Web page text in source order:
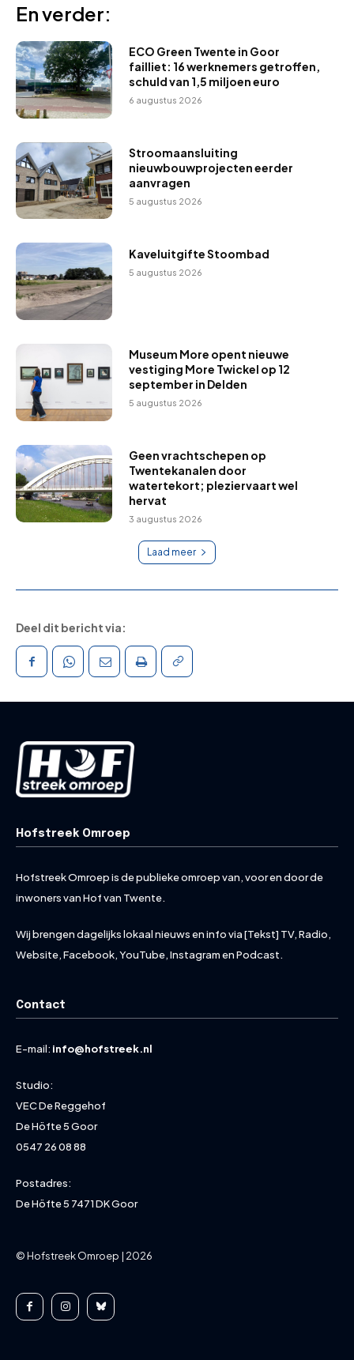
En verder:
ECO Green Twente in Goor
failliet: 16 werknemers getroffen,
schuld van 1,5 miljoen euro
6 augustus 2026
Stroomaansluiting
nieuwbouwprojecten eerder
aanvragen
5 augustus 2026
Kaveluitgifte Stoombad
5 augustus 2026
Museum More opent nieuwe
vestiging More Twickel op 12
september in Delden
5 augustus 2026
Geen vrachtschepen op
Twentekanalen door
watertekort; pleziervaart wel
hervat
3 augustus 2026
Laad meer
Deel dit bericht via:
Hofstreek Omroep
Hofstreek Omroep is de publieke omroep van, voor en door de
inwoners van Hof van Twente.
Wij brengen dagelijks lokaal nieuws en info via [Tekst] TV, Radio,
Website, Facebook, YouTube, Instagram en Podcast.
Contact
E-mail: info@hofstreek.nl
Studio:
VEC De Reggehof
De Höfte 5 Goor
0547 26 08 88
Postadres:
De Höfte 5 7471 DK Goor
© Hofstreek Omroep | 2026